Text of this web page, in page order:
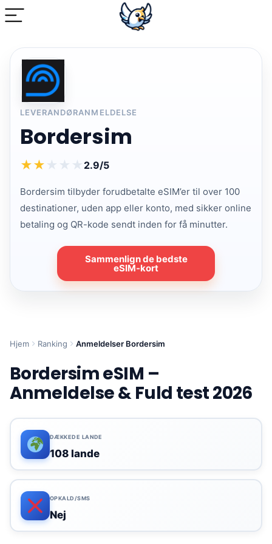
LEVERANDØRANMELDELSE
Bordersim
★★ ★ ★ ★ 2.9/5
Bordersim tilbyder forudbetalte eSIM’er til over 100
destinationer, uden app eller konto, med sikker online
betaling og QR-kode sendt inden for få minutter.
Sammenlign de bedste
eSIM-kort
Hjem Ranking Anmeldelser Bordersim
Bordersim eSIM –
Anmeldelse & Fuld test 2026
DÆKKEDE LANDE
108 lande
OPKALD/SMS
Nej